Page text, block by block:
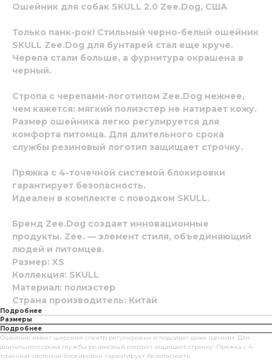
Ошейник для собак SKULL 2.0 Zee.Dog, США
Только панк-рок! Стильный черно-белый ошейник
SKULL Zee.Dog для бунтарей стал еще круче.
Черепа стали больше, а фурнитура окрашена в
черный.
Стропа с черепами-логотипом Zee.Dog нежнее,
чем кажется: мягкий полиэстер не натирает кожу.
Размер ошейника легко регулируется для
комфорта питомца. Для длительного срока
службы резиновый логотип защищает строчку.
Пряжка с 4-точечной системой блокировки
гарантирует безопасность.
Идеален в комплекте с поводком SKULL.
Бренд Zee.Dog создает инновационные
продукты. Zee. — элемент стиля, объединяющий
людей и питомцев.
Размер: XS
Коллекция: SKULL
Материал: полиэстер
Страна производитель: Китай
Подробнее
Размеры
Подробнее
Ошейник имеет широкий спектр регулировки и подойдет даже щенкам. Для
длительного срока службы резиновый логотип защищает строчку. Пряжка с 4-
точечной системой блокировки гарантирует безопасность.